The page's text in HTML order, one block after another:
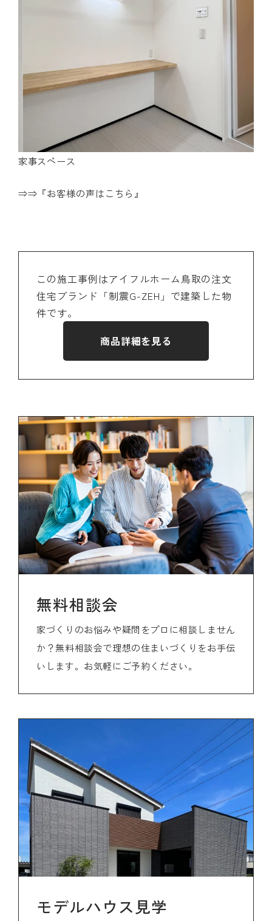
家事スペース
⇒⇒『お客様の声はこちら 』
この施工事例はアイフルホーム鳥取の注文
住宅ブランド 「制震G-ZEH」で建築した物
件です。
商品詳細を見る
無料相談会
家づくりのお悩みや疑問をプロに相談しません
か？無料相談会で理想の住まいづくりをお手伝
いします。お気軽にご予約ください。
モデルハウス見学